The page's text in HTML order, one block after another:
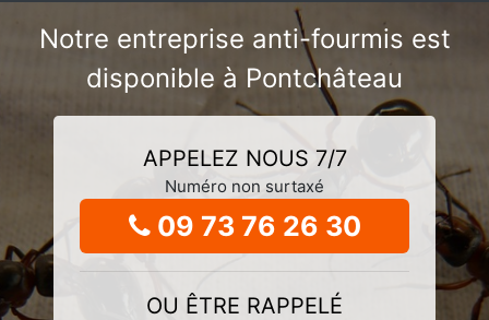
Notre entreprise anti-fourmis est
disponible à Pontchâteau
APPELEZ NOUS 7/7
Numéro non surtaxé
09 73 76 26 30
OU ÊTRE RAPPELÉ